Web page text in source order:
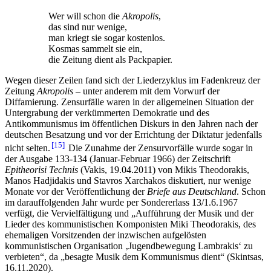
Wer will schon die Akropolis,
das sind nur wenige,
man kriegt sie sogar kostenlos.
Kosmas sammelt sie ein,
die Zeitung dient als Packpapier.
Wegen dieser Zeilen fand sich der Liederzyklus im Fadenkreuz der
Zeitung Akropolis – unter anderem mit dem Vorwurf der
Diffamierung. Zensurfälle waren in der allgemeinen Situation der
Untergrabung der verkümmerten Demokratie und des
Antikommunismus im öffentlichen Diskurs in den Jahren nach der
deutschen Besatzung und vor der Errichtung der Diktatur jedenfalls
nicht selten. 15
Die Zunahme der Zensurvorfälle wurde sogar in
der Ausgabe 133-134 (Januar-Februar 1966) der Zeitschrift
Epitheorisi Technis (Vakis, 19.04.2011) von Mikis Theodorakis,
Manos Hadjidakis und Stavros Xarchakos diskutiert, nur wenige
Monate vor der Veröffentlichung der Briefe aus Deutschland. Schon
im darauffolgenden Jahr wurde per Sondererlass 13/1.6.1967
verfügt, die Vervielfältigung und „Aufführung der Musik und der
Lieder des kommunistischen Komponisten Miki Theodorakis, des
ehemaligen Vorsitzenden der inzwischen aufgelösten
kommunistischen Organisation ‚Jugendbewegung Lambrakis‘ zu
verbieten“, da „besagte Musik dem Kommunismus dient“ (Skintsas,
16.11.2020).